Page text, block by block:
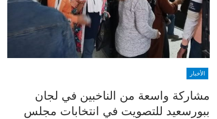
الأخبار
مشاركة واسعة من الناخبين في لجان
ببورسعيد للتصويت في انتخابات مجلس